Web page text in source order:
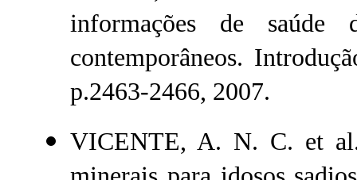
informações de saúde
contemporâneos.
p.2463-2466, 2007.
VICENTE, A. N. C. et